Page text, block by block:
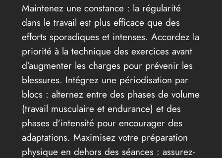
Maintenez une constance : la régularité
dans le travail est plus efficace que des
efforts sporadiques et intenses. Accordez la
priorité à la technique des exercices avant
d’augmenter les charges pour prévenir les
blessures. Intégrez une périodisation par
blocs : alternez entre des phases de volume
(travail musculaire et endurance) et des
phases d’intensité pour encourager des
adaptations. Maximisez votre préparation
physique en dehors des séances : assurez-